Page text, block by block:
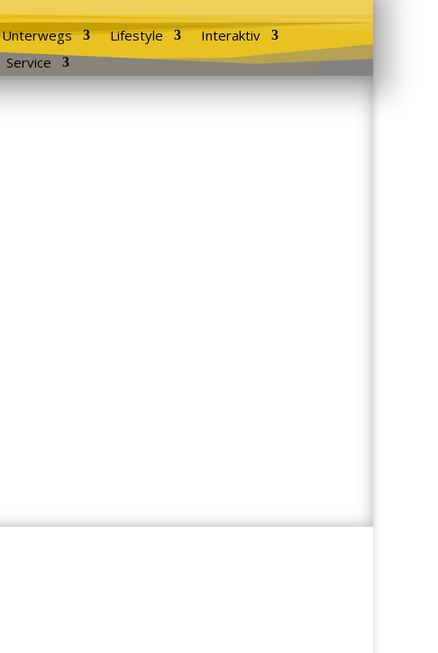
Unterwegs Lifestyle
Interaktiv
Service